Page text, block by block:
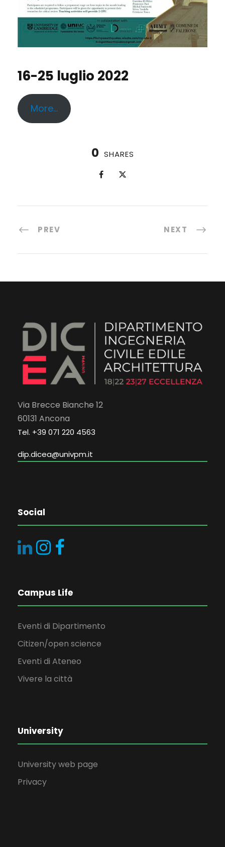
16-25 luglio 2022
More…
0 SHARES
PREV NEXT
Via Brecce Bianche 12
60131 Ancona
Tel. +39 071 220 4563
dip.dicea@univpm.it
Social
Campus Life
Eventi di Dipartimento
Citizen/open science
Eventi di Ateneo
Vivere la città
University
University web page
Privacy